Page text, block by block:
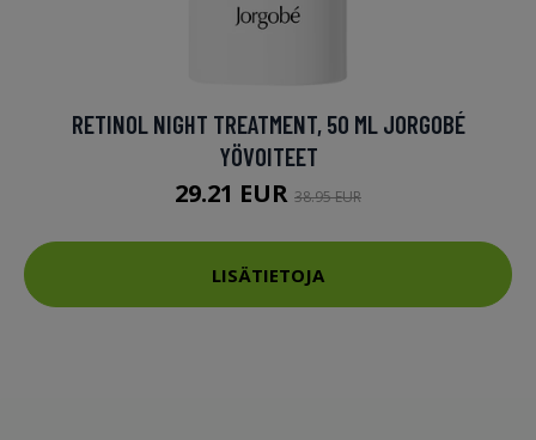
RETINOL NIGHT TREATMENT, 50 ML JORGOBÉ
YÖVOITEET
29.21 EUR 38.95 EUR
LISÄTIETOJA